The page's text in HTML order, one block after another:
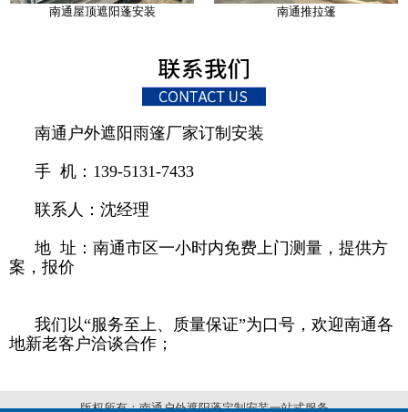
南通屋顶遮阳蓬安装 南通推拉篷
南通户外遮阳雨篷厂家订制安装
手 机：139-5131-7433
联系人：沈经理
地 址：南通市区一小时内免费上门测量，提供方
案，报价
我们以“服务至上、质量保证”为口号，欢迎南通各
地新老客户洽谈合作；
版权所有：南通户外遮阳蓬定制安装一站式服务